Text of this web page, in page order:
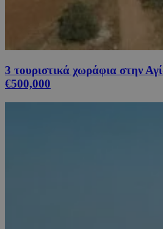
3 τουριστικά χωράφια στην
€500,000